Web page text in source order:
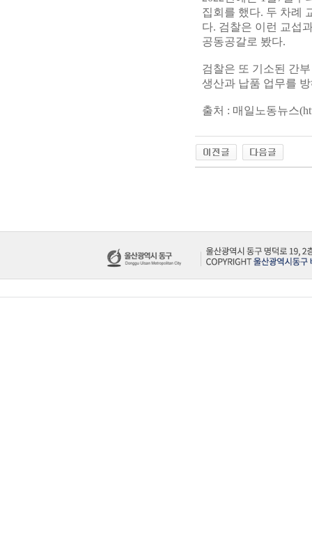
집회를 했다. 두 차례
다. 검찰은 이런 교섭
공동공갈로 봤다.
검찰은 또 기소된 간
생산과 납품 업무를
출처 : 매일노동뉴스(